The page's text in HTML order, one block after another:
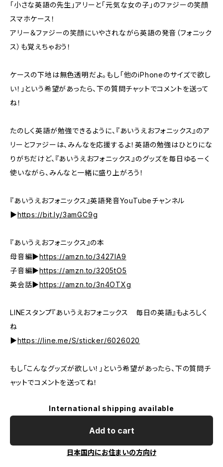
「小さな英語の先生」アリーと「元気な女の子」のファジーの笑顔
スマホケース！
アリー＆ファジーの笑顔にいやされながら英語の発音（フォニック
ス）も覚えちゃおう！
ケースの下地は無色透明だよ。もし「他のiPhoneのサイズで欲し
い！」という希望があったら、下の質問チャットでコメントを送って
ね！
たのしく英語が勉強できるように、『あいうえおフォニックス』のア
リーとファジーは、みんなを応援するよ！英語の勉強はひとりにな
りがちだけど、『あいうえおフォニックス』のグッズを毎日ゆるーく
使いながら、みんなと一緒に盛り上がろう！
『あいうえおフォニックス』英語発音YouTubeチャンネル
▶︎https://bit.ly/3amGC9g
『あいうえおフォニックス』の本
母音編▶︎https://amzn.to/3427IA9
子音編▶︎https://amzn.to/3205tO5
英会話▶︎https://amzn.to/3n4OTXg
LINEスタンプ『あいうえおフォニックス 毎日の英語』もよろしく
ね
▶︎https://line.me/S/sticker/6026020
もし「こんなグッズが欲しい！」という希望があったら、下の質問チ
ャットでコメントを送ってね！
International shipping available
Add to cart
日本国内にお住まいの方向け